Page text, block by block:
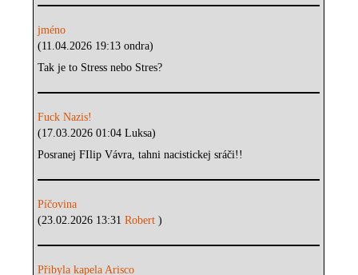
jméno
(11.04.2026 19:13 ondra)
Tak je to Stress nebo Stres?
Fuck Nazis!
(17.03.2026 01:04 Luksa)
Posranej FIlip Vávra, tahni nacistickej sráči!!
Píčovina
(23.02.2026 13:31Robert)
Přibyla kapela Arisco